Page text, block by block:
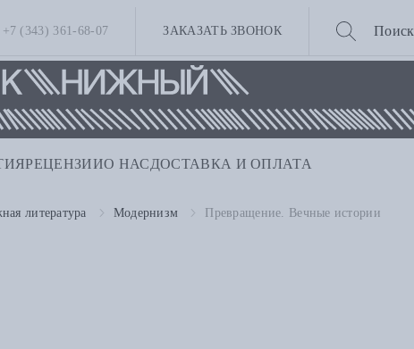
+7 (343) 361-68-07 ЗАКАЗАТЬ ЗВОНОК Поиск
РЕЦЕНЗИИО НАС ДОСТАВКА И ОПЛАТА
литература Модернизм Превращение. Вечные истории